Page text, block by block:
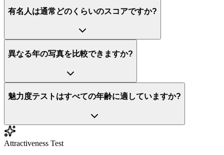
有名人は通常どのくらいのスコアですか?
異なる年の写真を比較できますか?
魅力度テストはすべての年齢に適していますか?
Attractiveness Test